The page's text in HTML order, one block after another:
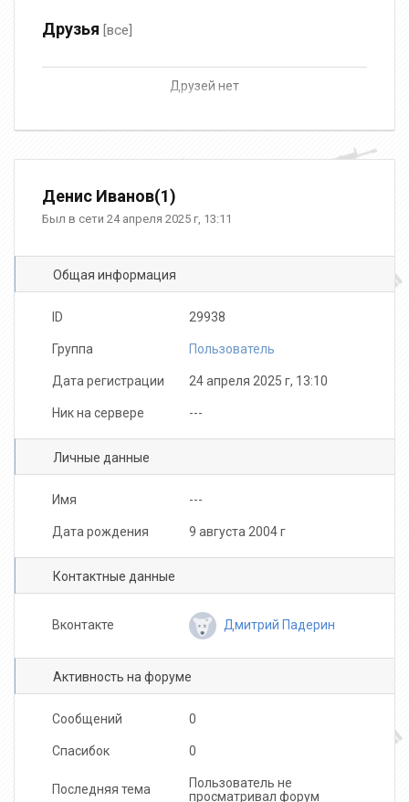
Друзья [все]
Друзей нет
Денис Иванов(1)
Был в сети 24 апреля 2025 г, 13:11
Общая информация
ID 29938
Группа Пользователь
Дата регистрации 24 апреля 2025 г, 13:10
Ник на сервере ---
Личные данные
Имя ---
Дата рождения 9 августа 2004 г
Контактные данные
Вконтакте Дмитрий Падерин
Активность на форуме
Сообщений 0
Спасибок 0
Последняя тема
Пользователь не
просматривал форум